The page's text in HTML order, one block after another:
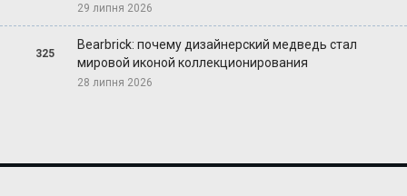
29 липня 2026
325
Bearbrick: почему дизайнерский медведь стал
мировой иконой коллекционирования
28 липня 2026